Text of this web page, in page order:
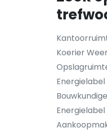
Koerier